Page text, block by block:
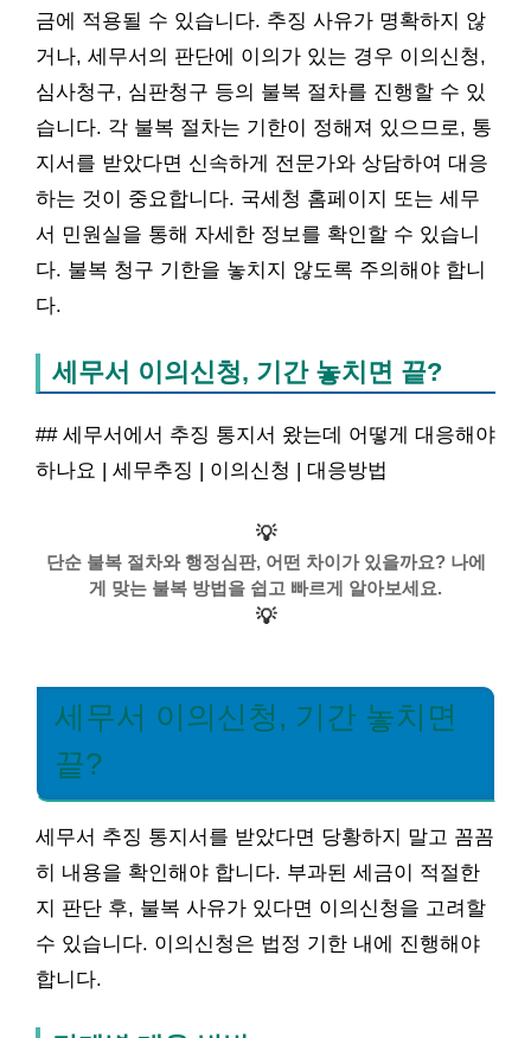
금에 적용될 수 있습니다. 추징 사유가 명확하지 않
거나, 세무서의 판단에 이의가 있는 경우 이의신청,
심사청구, 심판청구 등의 불복 절차를 진행할 수 있
습니다. 각 불복 절차는 기한이 정해져 있으므로, 통
지서를 받았다면 신속하게 전문가와 상담하여 대응
하는 것이 중요합니다. 국세청 홈페이지 또는 세무
서 민원실을 통해 자세한 정보를 확인할 수 있습니
다. 불복 청구 기한을 놓치지 않도록 주의해야 합니
다.
세무서 이의신청, 기간 놓치면 끝?
## 세무서에서 추징 통지서 왔는데 어떻게 대응해야
하나요 | 세무추징 | 이의신청 | 대응방법
💡
단순 불복 절차와 행정심판, 어떤 차이가 있을까요? 나에
게 맞는 불복 방법을 쉽고 빠르게 알아보세요.
💡
세무서 이의신청, 기간 놓치면
끝?
세무서 추징 통지서를 받았다면 당황하지 말고 꼼꼼
히 내용을 확인해야 합니다. 부과된 세금이 적절한
지 판단 후, 불복 사유가 있다면 이의신청을 고려할
수 있습니다. 이의신청은 법정 기한 내에 진행해야
합니다.